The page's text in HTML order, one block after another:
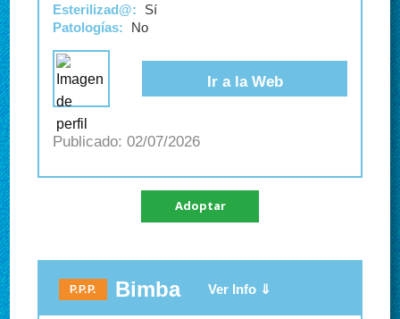
Esterilizad@:
Sí
Patologías:
No
Ir a la Web
02/07/2026
Adoptar
P.P.P. Bimba